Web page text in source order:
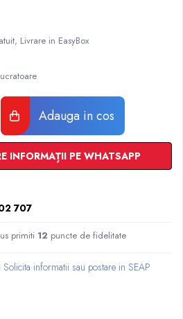
Livrare in EasyBox
Adauga in cos
INFORMAȚII PE WHATSAPP
707
primiti 12 puncte de fidelitate